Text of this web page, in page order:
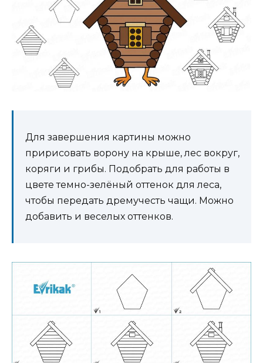
Для завершения картины можно
пририсовать ворону на крыше, лес вокруг,
коряги и грибы. Подобрать для работы в
цвете темно-зелёный оттенок для леса,
чтобы передать дремучесть чащи. Можно
добавить и веселых оттенков.